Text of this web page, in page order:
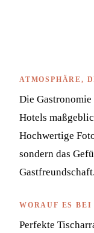
ATMOSPHÄRE,
Die Gastronomie
Hotels
Hochwertige
sondern das
Gastfreundschaft.
WORAUF ES
Perfekte